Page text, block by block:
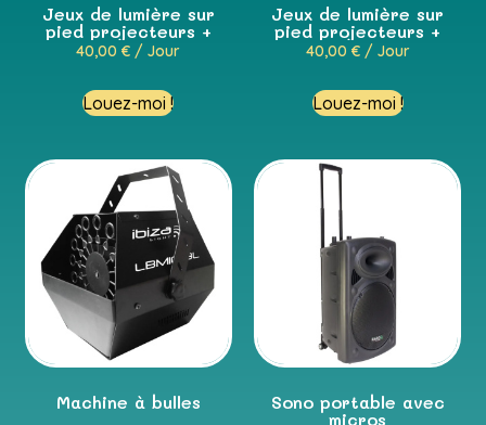
Jeux de lumière sur
pied projecteurs +
stroboscope
40,00€ / Jour
Louez-moi !
Jeux de lumière sur
pied projecteurs +
lasers
40,00 €/ Jour
Louez-moi !
Machine à bulles Sono portable avec
micros